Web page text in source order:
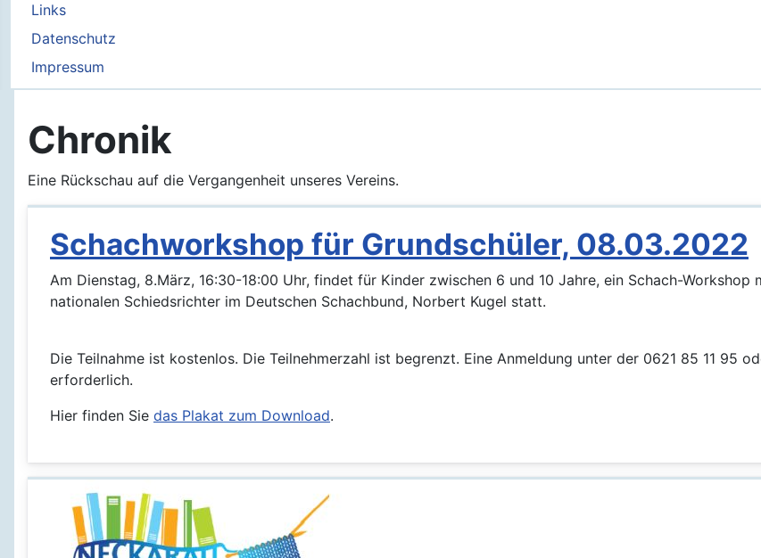
Links
Datenschutz
Impressum
Chronik
Eine Rückschau auf die Vergangenheit unseres Vereins.
Schachworkshop für Grundschüler, 08.03.2022
Am Dienstag, 8.März, 16:30-18:00 Uhr, findet für Kinder zwischen 6 und 10 Jahre, ein Schach-
nationalen Schiedsrichter im Deutschen Schachbund, Norbert Kugel statt.
Die Teilnahme ist kostenlos. Die Teilnehmerzahl ist begrenzt. Eine Anmeldung unter der 0621 85 11 95
erforderlich.
Hier finden Sie das Plakat zum Download.